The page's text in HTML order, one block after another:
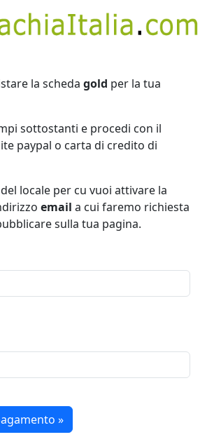
la scheda gold per la tua
sottostanti e procedi con il
paypal o carta di credito di
del locale per cu vuoi attivare la
email a cui faremo richiesta
sulla tua pagina.
»